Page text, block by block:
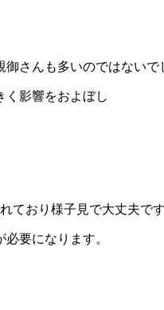
さんも多いのではないで
く影響をおよぼし
ており様子見で大丈夫です
要になります。